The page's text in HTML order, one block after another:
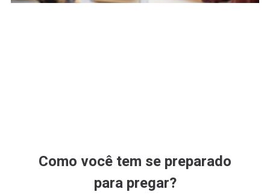
Como você tem se preparado
para pregar?